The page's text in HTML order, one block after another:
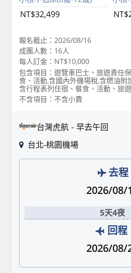
NT$32,499
報名截止：2026/08/16
成團人數：16人
每人訂金：NT$10,000
包含項目：遊覽車巴士、旅遊責任
食、活動,含國內外機場稅,含燃油附
含行程表列住宿、餐食、活動、旅
不含項目：不含小費
台灣虎航
早去午回
台北-桃園機場
去程
2026/08/
5天4夜
回程
2026/08/